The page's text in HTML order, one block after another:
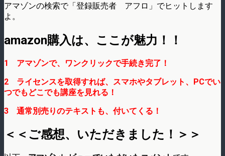
アマゾンの検索で「登録販売者 アフロ」でヒットします
よ。
amazon購入は、ここが魅力！！
1 アマゾンで、ワンクリックで手続き完了！
2 ライセンスを取得すれば、スマホやタブレット、PCでい
つでもどこでも講座を見れる！
3 通常別売りのテキストも、付いてくる！
＜＜ご感想、いただきました！＞＞